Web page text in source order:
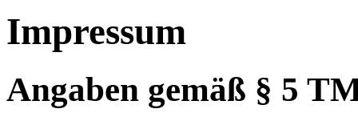
Impressum
Angaben gemäß § 5